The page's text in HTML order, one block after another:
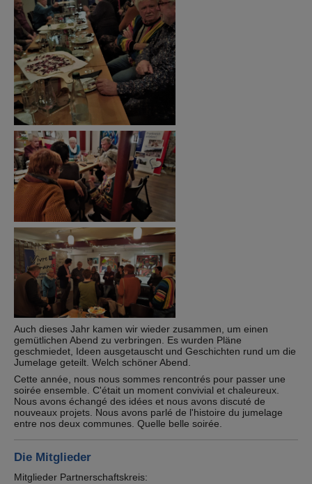
Show larger version
Show larger version
Auch dieses Jahr kamen wir wieder zusammen, um einen
gemütlichen Abend zu verbringen. Es wurden Pläne
geschmiedet, Ideen ausgetauscht und Geschichten rund um die
Jumelage geteilt. Welch schöner Abend.
Cette année, nous nous sommes rencontrés pour passer une
soirée ensemble. C'était un moment convivial et chaleureux.
Nous avons échangé des idées et nous avons discuté de
nouveaux projets. Nous avons parlé de l'histoire du jumelage
entre nos deux communes. Quelle belle soirée.
Die Mitglieder
Mitglieder Partnerschaftskreis: